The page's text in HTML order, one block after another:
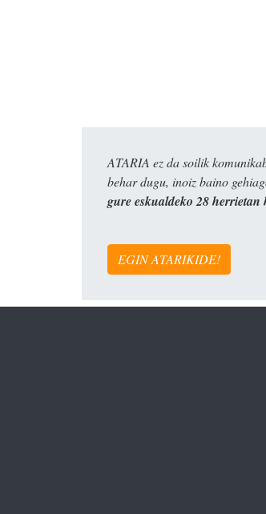
ATARIA ez da soilik
behar dugu, inoiz baino
gure eskualdeko 28
EGIN ATARIKIDE!